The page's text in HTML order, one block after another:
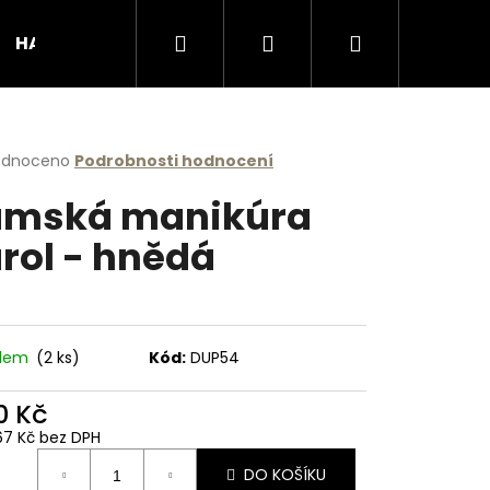
HANDMADE produkty Podporujeme
Hledat PřihlášeníNákupní
Podrobnosti hodnocení
manikúra
- hnědá
(2 ks) Kód: DUP54
Kč
Kč bez DPH
DO KOŠÍKU